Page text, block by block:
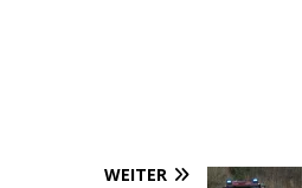
WEITER